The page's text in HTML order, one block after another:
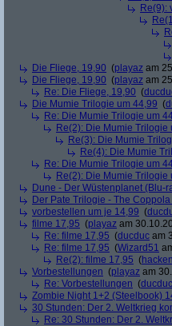
Re(9):
Die Fliege, 19,90 (playaz am
Die Fliege, 19,90 (playaz am
Re: Die Fliege, 19,90 (
Die Mumie Trilogie um 44,99 (
Re: Die Mumie Trilogie um
Re(2): Die Mumie Trilogie
Re(3): Die Mumie
Re(4): Die Mumie
Re: Die Mumie Trilogie um
Re(2): Die Mumie Trilogie
Dune - Der Wüstenplanet (Blu-
Der Pate Trilogie - The
vorbestellen um je 14,99 (
filme 17,95 (playaz am
Re: filme 17,95 (ducduc am
Re: filme 17,95 (Wizard51
Re(2): filme 17,95 (
Vorbestellungen (playaz am
Re: Vorbestellungen (ducduc
Zombie Night 1+2 (Steelbook)
30 Stunden: Der 2. Weltkrieg
Re: 30 Stunden: Der 2.